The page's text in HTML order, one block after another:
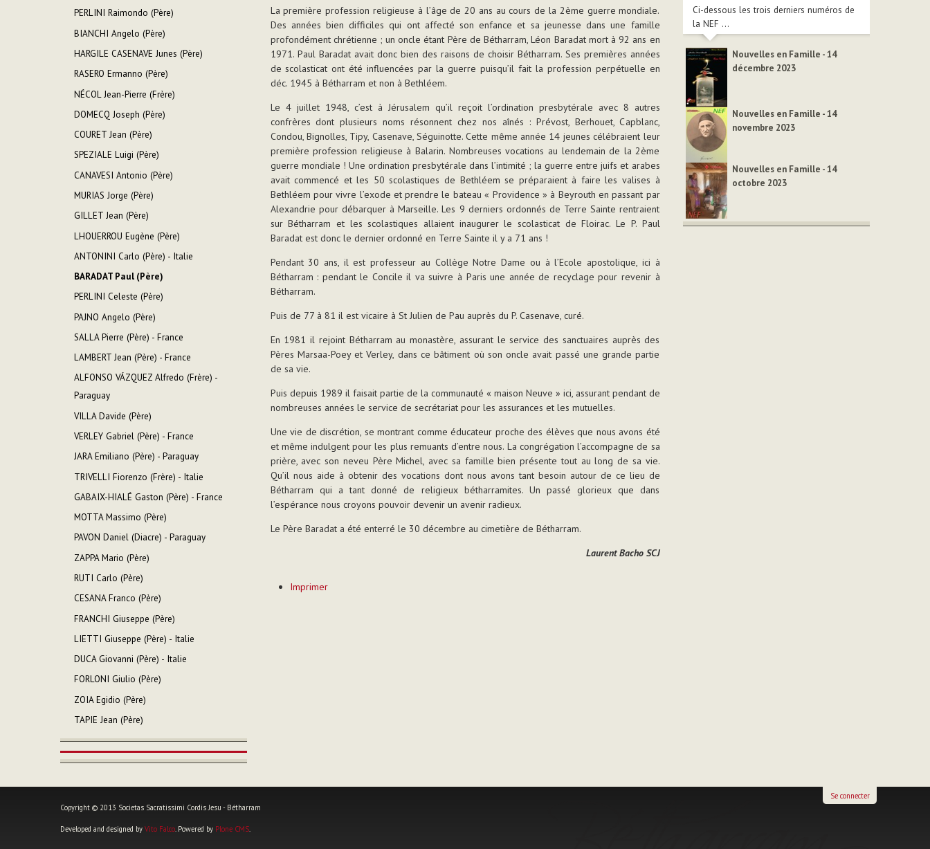
PERLINI Raimondo (Père)
BIANCHI Angelo (Père)
HARGILE CASENAVE Junes (Père)
RASERO Ermanno (Père)
NÉCOL Jean-Pierre (Frère)
DOMECQ Joseph (Père)
COURET Jean (Père)
SPEZIALE Luigi (Père)
CANAVESI Antonio (Père)
MURIAS Jorge (Père)
GILLET Jean (Père)
LHOUERROU Eugène (Père)
ANTONINI Carlo (Père) - Italie
BARADAT Paul (Père)
PERLINI Celeste (Père)
PAJNO Angelo (Père)
SALLA Pierre (Père) - France
LAMBERT Jean (Père) - France
ALFONSO VÁZQUEZ Alfredo (Frère) -
Paraguay
VILLA Davide (Père)
VERLEY Gabriel (Père) - France
JARA Emiliano (Père) - Paraguay
TRIVELLI Fiorenzo (Frère) - Italie
GABAIX-HIALÉ Gaston (Père) - France
MOTTA Massimo (Père)
PAVON Daniel (Diacre) - Paraguay
ZAPPA Mario (Père)
RUTI Carlo (Père)
CESANA Franco (Père)
FRANCHI Giuseppe (Père)
LIETTI Giuseppe (Père) - Italie
DUCA Giovanni (Père) - Italie
FORLONI Giulio (Père)
ZOIA Egidio (Père)
TAPIE Jean (Père)
La première profession religieuse à l’âge de 20 ans au cours de la 2ème guerre mondiale.
Des années bien difficiles qui ont affecté son enfance et sa jeunesse dans une famille
profondément chrétienne ; un oncle étant Père de Bétharram, Léon Baradat mort à 92 ans en
1971. Paul Baradat avait donc bien des raisons de choisir Bétharram. Ses premières années
de scolasticat ont été influencées par la guerre puisqu’il fait la profession perpétuelle en
déc. 1945 à Bétharram et non à Bethléem.
Le 4 juillet 1948, c’est à Jérusalem qu’il reçoit l’ordination presbytérale avec 8 autres
confrères dont plusieurs noms résonnent chez nos aînés : Prévost, Berhouet, Capblanc,
Condou, Bignolles, Tipy, Casenave, Séguinotte. Cette même année 14 jeunes célébraient leur
première profession religieuse à Balarin. Nombreuses vocations au lendemain de la 2ème
guerre mondiale ! Une ordination presbytérale dans l’intimité ; la guerre entre juifs et arabes
avait commencé et les 50 scolastiques de Bethléem se préparaient à faire les valises à
Bethléem pour vivre l’exode et prendre le bateau « Providence » à Beyrouth en passant par
Alexandrie pour débarquer à Marseille. Les 9 derniers ordonnés de Terre Sainte rentraient
sur Bétharram et les scolastiques allaient inaugurer le scolasticat de Floirac. Le P. Paul
Baradat est donc le dernier ordonné en Terre Sainte il y a 71 ans !
Pendant 30 ans, il est professeur au Collège Notre Dame ou à l’Ecole apostolique, ici à
Bétharram : pendant le Concile il va suivre à Paris une année de recyclage pour revenir à
Bétharram.
Puis de 77 à 81 il est vicaire à St Julien de Pau auprès du P. Casenave, curé.
En 1981 il rejoint Bétharram au monastère, assurant le service des sanctuaires auprès des
Pères Marsaa-Poey et Verley, dans ce bâtiment où son oncle avait passé une grande partie
de sa vie.
Puis depuis 1989 il faisait partie de la communauté « maison Neuve » ici, assurant pendant de
nombreuses années le service de secrétariat pour les assurances et les mutuelles.
Une vie de discrétion, se montrant comme éducateur proche des élèves que nous avons été
et même indulgent pour les plus remuants d’entre nous. La congrégation l’accompagne de sa
prière, avec son neveu Père Michel, avec sa famille bien présente tout au long de sa vie.
Qu’il nous aide à obtenir des vocations dont nous avons tant besoin autour de ce lieu de
Bétharram qui a tant donné de religieux bétharramites. Un passé glorieux que dans
l’espérance nous croyons pouvoir devenir un avenir radieux.
Le Père Baradat a été enterré le 30 décembre au cimetière de Bétharram.
Laurent Bacho SCJ
sur
Imprimer
Ci-dessous les trois derniers numéros de
la NEF ...
Nouvelles en Famille - 14
décembre 2023
Nouvelles en Famille - 14
novembre 2023
Nouvelles en Famille - 14
octobre 2023
Copyright © 2013 Societas Sacratissimi Cordis Jesu - Bétharram
Developed and designed by Vito Falco. Powered by Plone CMS.
Se connecter